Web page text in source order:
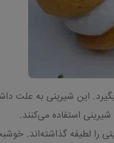
این شیرینی به علت
استفاده می‌کنند.
را لطیفه گذاشته‌اند.